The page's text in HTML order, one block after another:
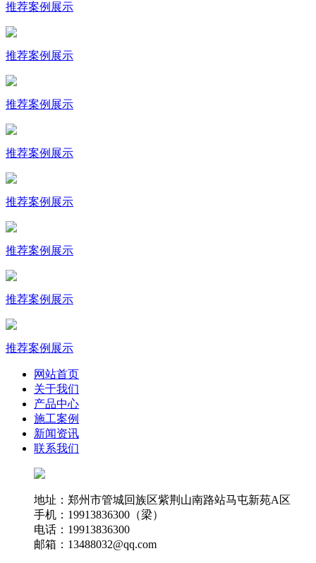
推荐案例展示
推荐案例展示
推荐案例展示
推荐案例展示
推荐案例展示
推荐案例展示
推荐案例展示
推荐案例展示
网站首页
关于我们
产品中心
施工案例
新闻资讯
联系我们
地址：郑州市管城回族区紫荆山南路站马屯新苑A区
手机：19913836300（梁）
电话：19913836300
邮箱：13488032@qq.com